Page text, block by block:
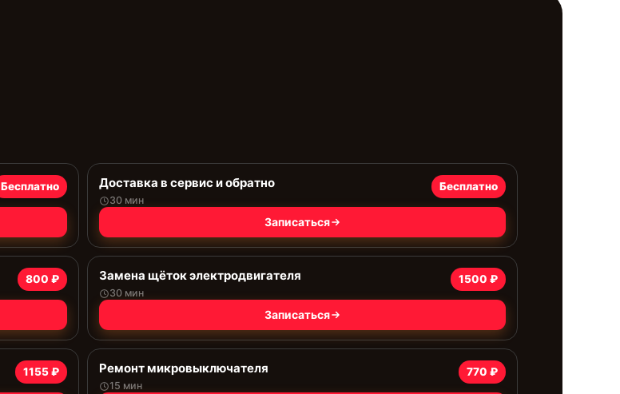
Бесплатно Доставка в сервис и обратно
30 мин
Бесплатно
Записаться
800 ₽ Замена щёток электродвигателя
30 мин
1500 ₽
Записаться
1155 ₽ Ремонт микровыключателя
15 мин
770 ₽